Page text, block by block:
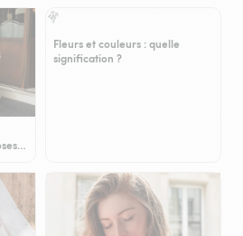
Fleurs et couleurs : quelle
signification ?